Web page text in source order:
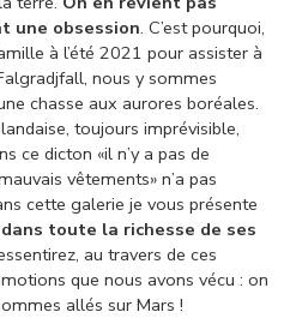
une obsession. C’est pourquoi,
à l’été 2021 pour assister à
nous y sommes
chasse aux aurores boréales.
toujours imprévisible,
ce dicton «il n’y a pas de
vêtements» n’a pas
cette galerie je vous présente
dans toute la richesse de ses
au travers de ces
que nous avons vécu : on
allés sur Mars !